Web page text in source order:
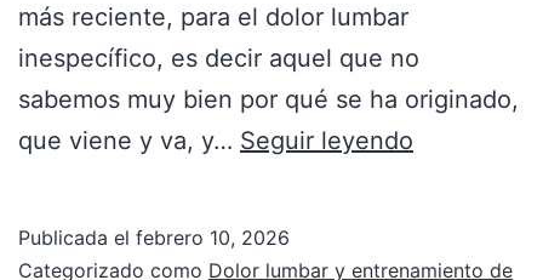
más reciente, para el dolor lumbar
inespecífico, es decir aquel que no
sabemos muy bien por qué se ha originado,
que viene y va, y… Seguir leyendo
Publicada el febrero 10, 2026
Categorizado como Dolor lumbar y entrenamiento de